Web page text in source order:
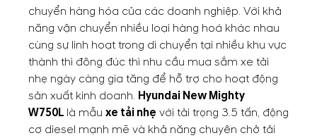
chuyển hàng hóa của các doanh nghiệp. Với khả
năng vận chuyển nhiều loại hàng hoá khác nhau
cùng sự linh hoạt trong di chuyển tại nhiều khu vực
thành thì đông đúc thì nhu cầu mua sắm xe tải
nhẹ ngày càng gia tăng để hỗ trợ cho hoạt động
sản xuất kinh doanh. Hyundai New Mighty
W750L là mẫu xe tải nhẹ với tải trọng 3.5 tấn, động
cơ diesel mạnh mẽ và khả năng chuyên chở tải